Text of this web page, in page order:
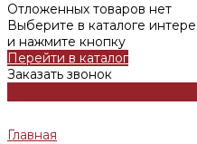
Отложенных товаров нет
Выберите в каталоге
и нажмите кнопку
Перейти в каталог
Заказать звонок
Главная